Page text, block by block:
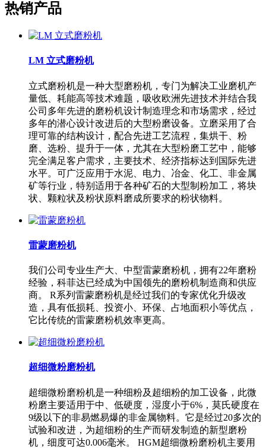
热销产品
LM 立式磨粉机
立式磨粉机是一种大型磨粉机，专门为解决工业磨机产
量低、耗能高等技术难题，吸收欧洲先进技术并结合我
公司多年先进的磨粉机设计制造理念和市场需求，经过
多年的潜心设计改进后的大型粉磨设备。立磨采用了合
理可靠的结构设计，配合先进工艺流程，集烘干、粉
磨、选粉、提升于一体，尤其在大型粉磨工艺中，能够
完全满足客户需求，主要技术、经济指标达到国际先进
水平。可广泛应用于水泥、电力、冶金、化工、非金属
矿等行业，特别适用于各种矿石的大型制粉加工，将块
状、颗粒状及粉状原料磨成所要求的粉状物料。
雷蒙磨粉机
我们公司专业生产大、中型雷蒙磨粉机，拥有22年磨粉
经验，科菲达已经成为中国领先的磨粉机制造商和供应
商。 R系列雷蒙磨粉机是经过我们的专家优化升级改
造，具有低损耗、投资小、环保、占地面积小等优点，
它比传统的雷蒙磨粉机效率更高。
超细微粉磨粉机
超细微粉磨粉机是一种细粉及超细粉的加工设备，此微
粉磨主要适用于中、低硬度，湿度小于6%，莫氏硬度在
9级以下的非易燃易爆的非金属物料。它是经过20多次的
试验和改进，为超细粉的生产而研发制造的新型磨粉
机，细度可达0.006毫米。 HGM超细微粉磨粉机主要用